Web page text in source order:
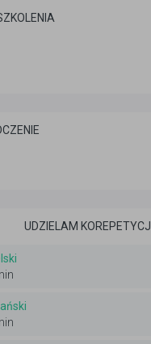
UDZIELAM KOREPETYCJI